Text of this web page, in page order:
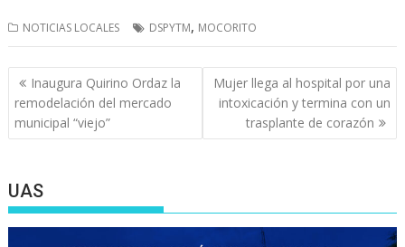
NOTICIAS LOCALES DSPYTM, MOCORITO
Navegación
de
entradas
Inaugura Quirino Ordaz la
remodelación del mercado
municipal “viejo”
Mujer llega al hospital por una
intoxicación y termina con un
trasplante de corazón
UAS